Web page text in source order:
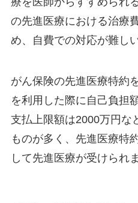
の先進医療における治療
め、自費での対応が難し
がん保険の先進医療特約
を利用した際に自己負担
支払上限額は2000万円な
ものが多く、先進医療特
して先進医療が受けられま